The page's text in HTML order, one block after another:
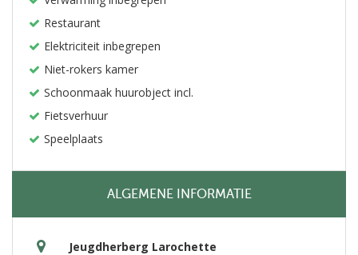
Restaurant
Elektriciteit inbegrepen
Niet-rokers kamer
Schoonmaak huurobject incl.
Fietsverhuur
Speelplaats
ALGEMENE INFORMATIE
Jeugdherberg Larochette